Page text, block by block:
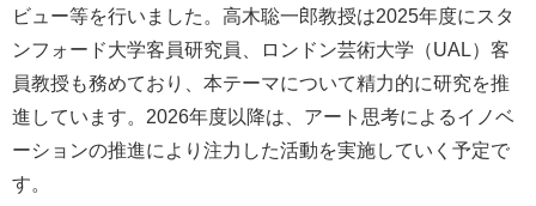
ビュー等を行いました。高木聡一郎教授は2025年度にスタ
ンフォード大学客員研究員、ロンドン芸術大学（UAL）客
員教授も務めており、本テーマについて精力的に研究を推
進しています。2026年度以降は、アート思考によるイノベ
ーションの推進により注力した活動を実施していく予定で
す。